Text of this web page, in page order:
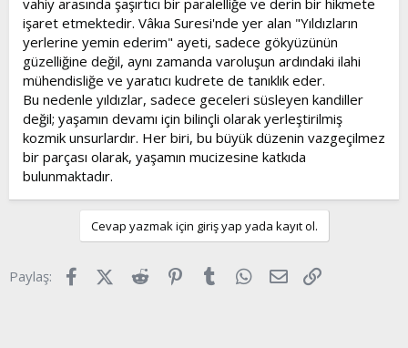
vahiy arasında şaşırtıcı bir paralelliğe ve derin bir hikmete
işaret etmektedir. Vâkıa Suresi'nde yer alan "Yıldızların
yerlerine yemin ederim" ayeti, sadece gökyüzünün
güzelliğine değil, aynı zamanda varoluşun ardındaki ilahi
mühendisliğe ve yaratıcı kudrete de tanıklık eder.
Bu nedenle yıldızlar, sadece geceleri süsleyen kandiller
değil; yaşamın devamı için bilinçli olarak yerleştirilmiş
kozmik unsurlardır. Her biri, bu büyük düzenin vazgeçilmez
bir parçası olarak, yaşamın mucizesine katkıda
bulunmaktadır.
Cevap yazmak için giriş yap yada kayıt ol.
Paylaş: FacebookX (Twitter)
Reddit Pinterest
Tumblr WhatsApp
E-posta